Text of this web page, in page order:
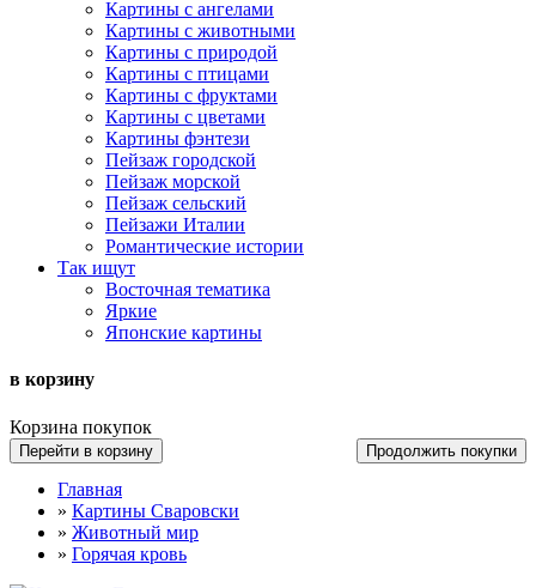
Картины с ангелами
Картины с животными
Картины с природой
Картины с птицами
Картины с фруктами
Картины с цветами
Картины фэнтези
Пейзаж городской
Пейзаж морской
Пейзаж сельский
Пейзажи Италии
Романтические истории
Так ищут
Восточная тематика
Яркие
Японские картины
в корзину
Корзина покупок
Перейти в корзину Продолжить покупки
Главная
» Картины Сваровски
» Животный мир
» Горячая кровь